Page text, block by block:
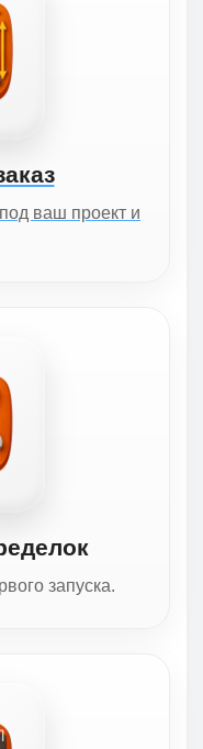
ваш проект и
запуска.